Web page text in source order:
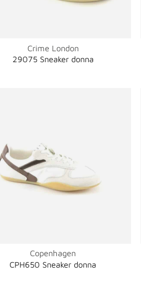
Crime London
29075 Sneaker donna
Copenhagen
CPH650 Sneaker donna